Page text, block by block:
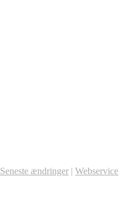
Seneste ændringer | Webservice